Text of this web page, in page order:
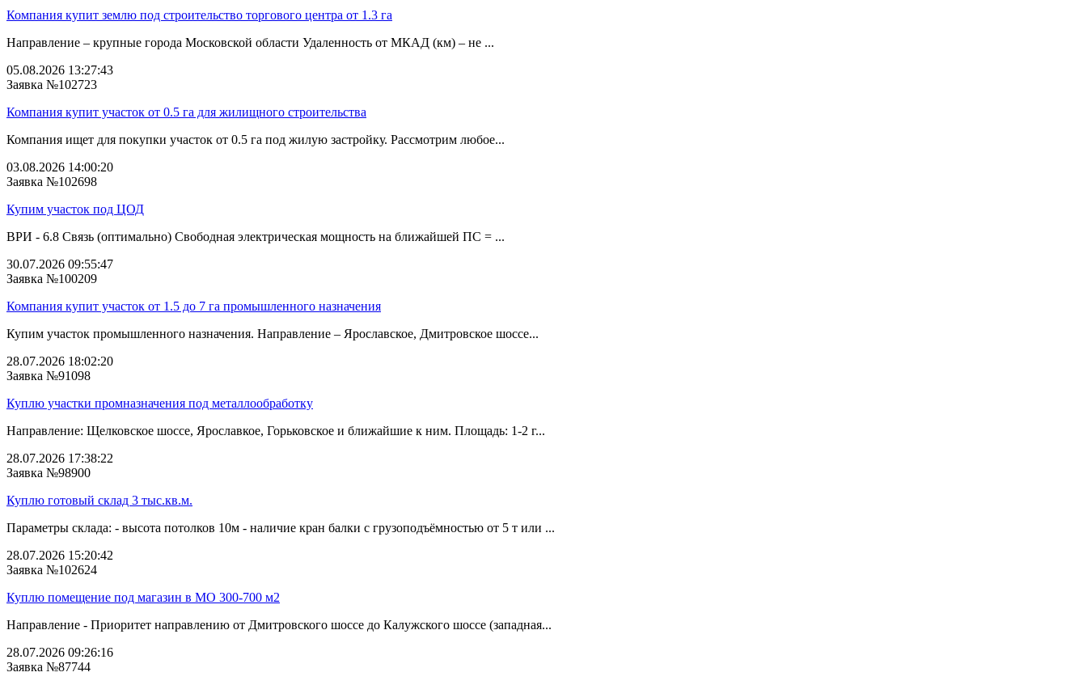
Компания купит землю под строительство торгового центра от 1.3 га
Направление – крупные города Московской области Удаленность от МКАД (км) – не ...
05.08.2026 13:27:43
Заявка №102723
Компания купит участок от 0.5 га для жилищного строительства
Компания ищет для покупки участок от 0.5 га под жилую застройку. Рассмотрим любое...
03.08.2026 14:00:20
Заявка №102698
Купим участок под ЦОД
ВРИ - 6.8 Связь (оптимально) Свободная электрическая мощность на ближайшей ПС = ...
30.07.2026 09:55:47
Заявка №100209
Компания купит участок от 1.5 до 7 га промышленного назначения
Купим участок промышленного назначения. Направление – Ярославское, Дмитровское шоссе...
28.07.2026 18:02:20
Заявка №91098
Куплю участки промназначения под металлообработку
Направление: Щелковское шоссе, Ярославкое, Горьковское и ближайшие к ним. Площадь: 1-2 г...
28.07.2026 17:38:22
Заявка №98900
Куплю готовый склад 3 тыс.кв.м.
Параметры склада: - высота потолков 10м - наличие кран балки с грузоподъёмностью от 5 т или ...
28.07.2026 15:20:42
Заявка №102624
Куплю помещение под магазин в МО 300-700 м2
Направление - Приоритет направлению от Дмитровского шоссе до Калужского шоссе (западная...
28.07.2026 09:26:16
Заявка №87744